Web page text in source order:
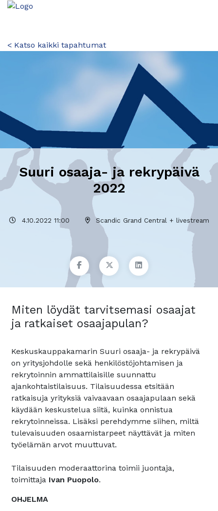
< Katso kaikki tapahtumat
Suuri osaaja- ja rekrypäivä
2022
4.10.2022 11:00 Scandic Grand Central + livestream
Miten löydät tarvitsemasi osaajat
ja ratkaiset osaajapulan?
Keskuskauppakamarin Suuri osaaja- ja rekrypäivä
on yritysjohdolle sekä henkilöstöjohtamisen ja
rekrytoinnin ammattilaisille suunnattu
ajankohtaistilaisuus. Tilaisuudessa etsitään
ratkaisuja yrityksiä vaivaavaan osaajapulaan sekä
käydään keskustelua siitä, kuinka onnistua
rekrytoinneissa. Lisäksi perehdymme siihen, miltä
tulevaisuuden osaamistarpeet näyttävät ja miten
työelämän arvot muuttuvat.
Tilaisuuden moderaattorina toimii juontaja,
toimittaja Ivan Puopolo.
OHJELMA